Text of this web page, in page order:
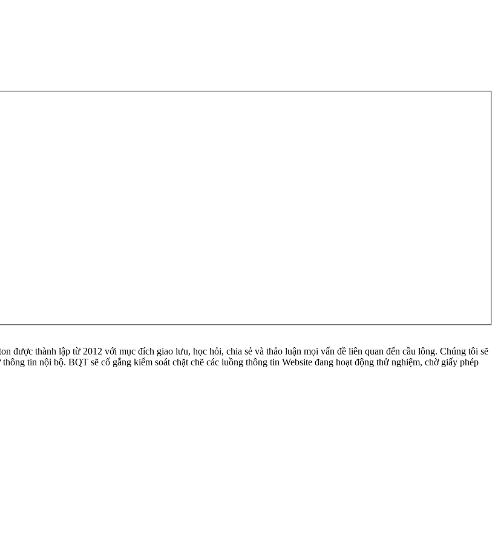
được thành lập từ 2012 với mục đích giao lưu, học hỏi, chia sẻ và thảo luận mọi vấn đề liên quan đến cầu lông. Chúng tôi sẽ
tin nội bộ. BQT sẽ cố gắng kiểm soát chặt chẽ các luồng thông tin Website đang hoạt động thử nghiệm, chờ giấy phép